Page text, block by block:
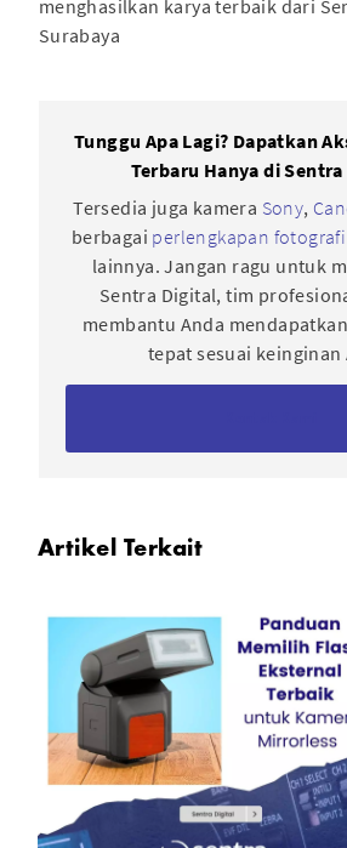
menghasilkan karya terbaik dari
Surabaya
Tunggu Apa Lagi? Dapatkan
Terbaru Hanya di
Tersedia juga kamera Sony,
berbagai perlengkapan fotografi
lainnya. Jangan ragu untuk
Sentra Digital, tim
membantu Anda
tepat sesuai keinginan
Artikel Terkait